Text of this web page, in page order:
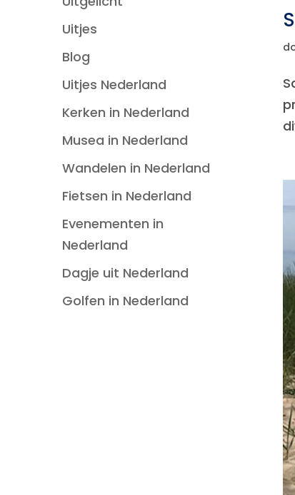
Uitjes
Blog
Uitjes Nederland
Kerken in Nederland
Musea in Nederland
Wandelen in Nederland
Fietsen in Nederland
Evenementen in
Nederland
Dagje uit Nederland
Golfen in Nederland